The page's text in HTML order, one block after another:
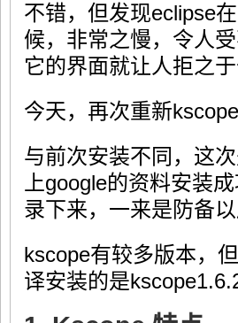
不错，但发现eclipse
候，非常之慢，令人
它的界面就让人拒之于
今天，再次重新
与前次安装不同，这
上google的资料安装
录下来，一来是防备
kscope有较多版本，
译安装的是kscope1.6.2